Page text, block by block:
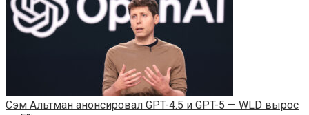
Сэм Альтман анонсировал GPT-4.5 и GPT-5 — WLD вырос